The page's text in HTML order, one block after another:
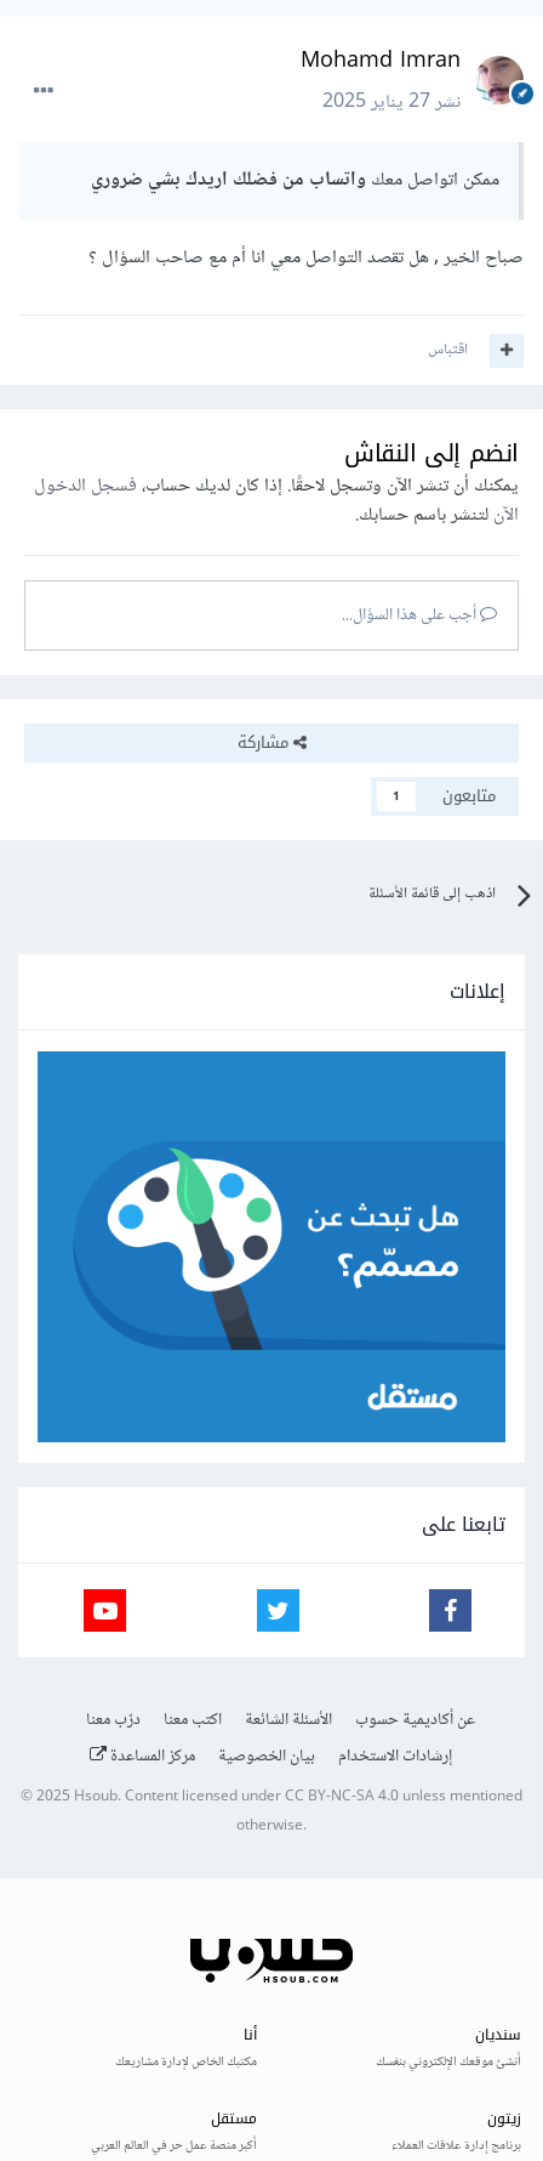
Mohamd Imran
نشر27 يناير 2025
ممكن اتواصل معك واتساب من فضلك اريدك بشي ضروري
صباح الخير , هل تقصد التواصل معي انا أم مع صاحب السؤال ؟
اقتباس
انضم إلى النقاش
يمكنك أن تنشر الآن وتسجل لاحقًا. إذا كان لديك حساب،فسجل الدخول
الآنلتنشر باسم حسابك.
أجب على هذا السؤال...
مشاركة
متابعون
1
اذهب إلى قائمة الأسئلة
إعلانات
تابعنا على
عن أكاديمية حسوب الأسئلة الشائعة اكتب معنا
درّب معنا
إرشادات الاستخدام
بيان الخصوصية مركز المساعدة
© 2025Hsoub.Content licensed underCC BY-NC-SA 4.0unless mentioned
otherwise.